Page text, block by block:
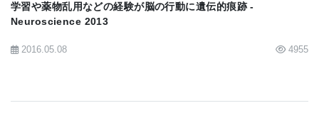
画像：Neuronの論文のグラフィカルな要約。
学習や薬物乱用などの経験が脳の行動に遺伝的痕跡 -
Neuroscience 2013
2016.05.08 4955